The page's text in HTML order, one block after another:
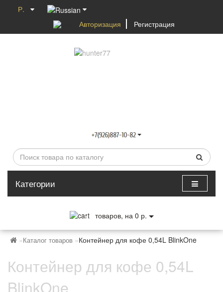
Р.
Авторизация
Регистрация
Категории
0 товаров, на 0 р.
Каталог товаров Контейнер для кофе 0,54L BlinkOne
Контейнер для кофе 0,54L
BlinkOne